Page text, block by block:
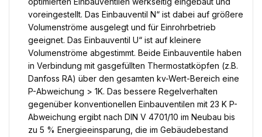
voreingestellt. Das Einbauventil N“ ist dabei auf größere
Volumenströme ausgelegt und für Einrohrbetrieb
geeignet. Das Einbauventil U“ ist auf kleinere
Volumenströme abgestimmt. Beide Einbauventile haben
in Verbindung mit gasgefüllten Thermostatköpfen (z.B.
Danfoss RA) über den gesamten kv-Wert-Bereich eine
P-Abweichung > 1K. Das bessere Regelverhalten
gegenüber konventionellen Einbauventilen mit 23 K P-
Abweichung ergibt nach DIN V 4701/10 im Neubau bis
zu 5 % Energieeinsparung, die im Gebäudebestand